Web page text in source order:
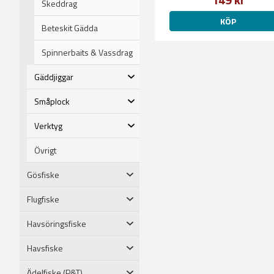
Skeddrag
Beteskit Gädda
Spinnerbaits & Vassdrag
Gäddjiggar
Småplock
Verktyg
Övrigt
Gösfiske
Flugfiske
Havsöringsfiske
Havsfiske
KÖP